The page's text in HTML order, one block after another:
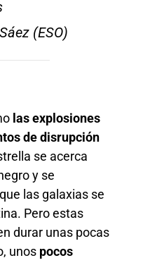
(ESO)
las explosiones
de disrupción
se acerca
y se
las galaxias se
Pero estas
durar unas pocas
unos pocos